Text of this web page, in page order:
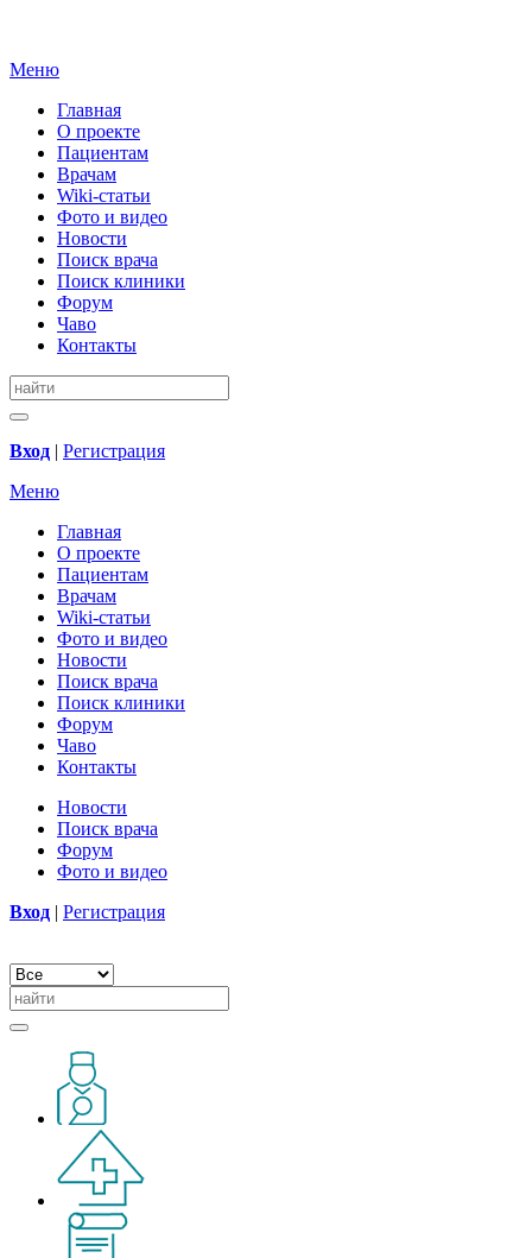
Меню
Главная
О проекте
Пациентам
Врачам
Wiki-статьи
Фото и видео
Новости
Поиск врача
Поиск клиники
Форум
Чаво
Контакты
Вход | Регистрация
Меню
Главная
О проекте
Пациентам
Врачам
Wiki-статьи
Фото и видео
Новости
Поиск врача
Поиск клиники
Форум
Чаво
Контакты
Новости
Поиск врача
Форум
Фото и видео
Вход | Регистрация